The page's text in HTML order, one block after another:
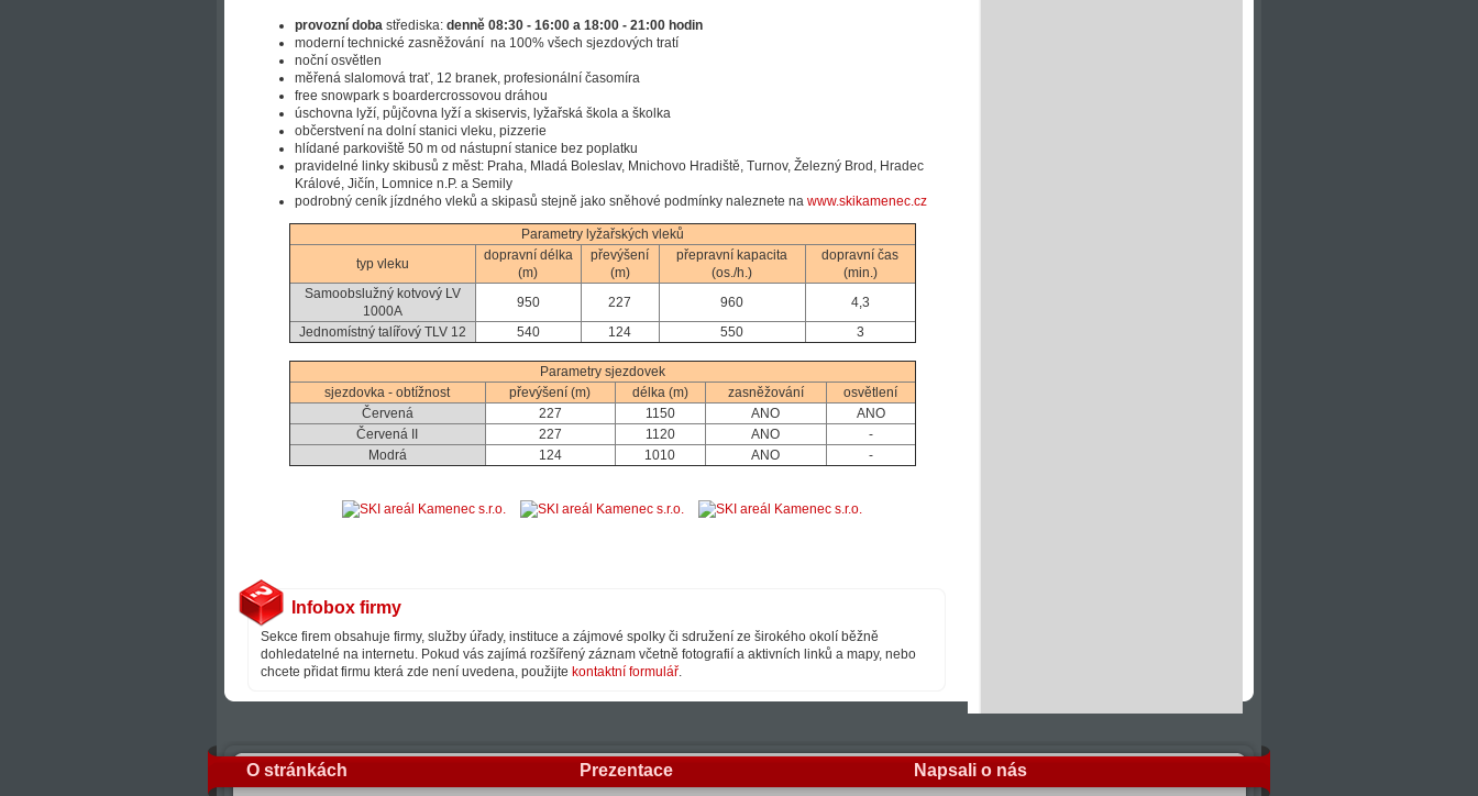
provozní doba střediska: denně 08:30 - 16:00 a 18:00 - 21:00 hodin
moderní technické zasněžování na 100% všech sjezdových tratí
noční osvětlen
měřená slalomová trať, 12 branek, profesionální časomíra
free snowpark s boardercrossovou dráhou
úschovna lyží, půjčovna lyží a skiservis, lyžařská škola a školka
občerstvení na dolní stanici vleku, pizzerie
hlídané parkoviště 50 m od nástupní stanice bez poplatku
pravidelné linky skibusů z měst: Praha, Mladá Boleslav, Mnichovo Hradiště, Turnov, Železný Brod, Hradec
Králové, Jičín, Lomnice n.P. a Semily
podrobný ceník jízdného vleků a skipasů stejně jako sněhové podmínky naleznete na www.skikamenec.cz
Parametry lyžařských vleků
typ vleku
dopravní délka
(m)
převýšení
(m)
přepravní kapacita
(os./h.)
dopravní čas
(min.)
Samoobslužný kotvový LV
1000A
950 227 960
4,3
Jednomístný talířový TLV 12
540 124 550 3
Parametry sjezdovek
sjezdovka - obtížnost
převýšení (m) délka (m) zasněžování
osvětlení
Červená
227 1150 ANO
ANO
Červená II
227 1120 ANO
-
Modrá
124 1010 ANO -
Infobox firmy
Sekce firem obsahuje firmy, služby úřady, instituce a zájmové spolky či sdružení ze širokého okolí běžně
dohledatelné na internetu. Pokud vás zajímá rozšířený záznam včetně fotografií a aktivních linků a mapy, nebo
chcete přidat firmu která zde není uvedena, použijte kontaktní formulář.
O stránkách Prezentace Napsali o nás